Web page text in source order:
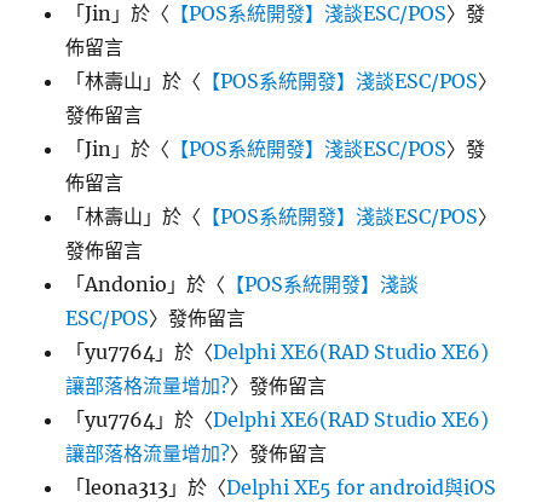
「Jin 」於〈 【POS系統開發】淺談ESC/POS〉發
佈留言
「林壽山 」於〈 【POS系統開發】淺談ESC/POS〉
發佈留言
「Jin 」於〈 【POS系統開發】淺談ESC/POS〉發
佈留言
「林壽山 」於〈 【POS系統開發】淺談ESC/POS〉
發佈留言
「Andonio 」於〈 【POS系統開發】淺談
ESC/POS〉發佈留言
「yu7764 」於〈Delphi XE6(RAD Studio XE6)
讓部落格流量增加?〉發佈留言
「yu7764 」於〈Delphi XE6(RAD Studio XE6)
讓部落格流量增加?〉發佈留言
「leona313 」於〈Delphi XE5 for android與iOS